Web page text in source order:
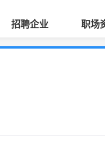
招聘企业 职场